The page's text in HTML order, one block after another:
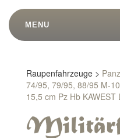
MENU
Raupenfahrzeuge >
74/95, 79/95, 88/95 M-
15,5 cm Pz Hb KAWEST